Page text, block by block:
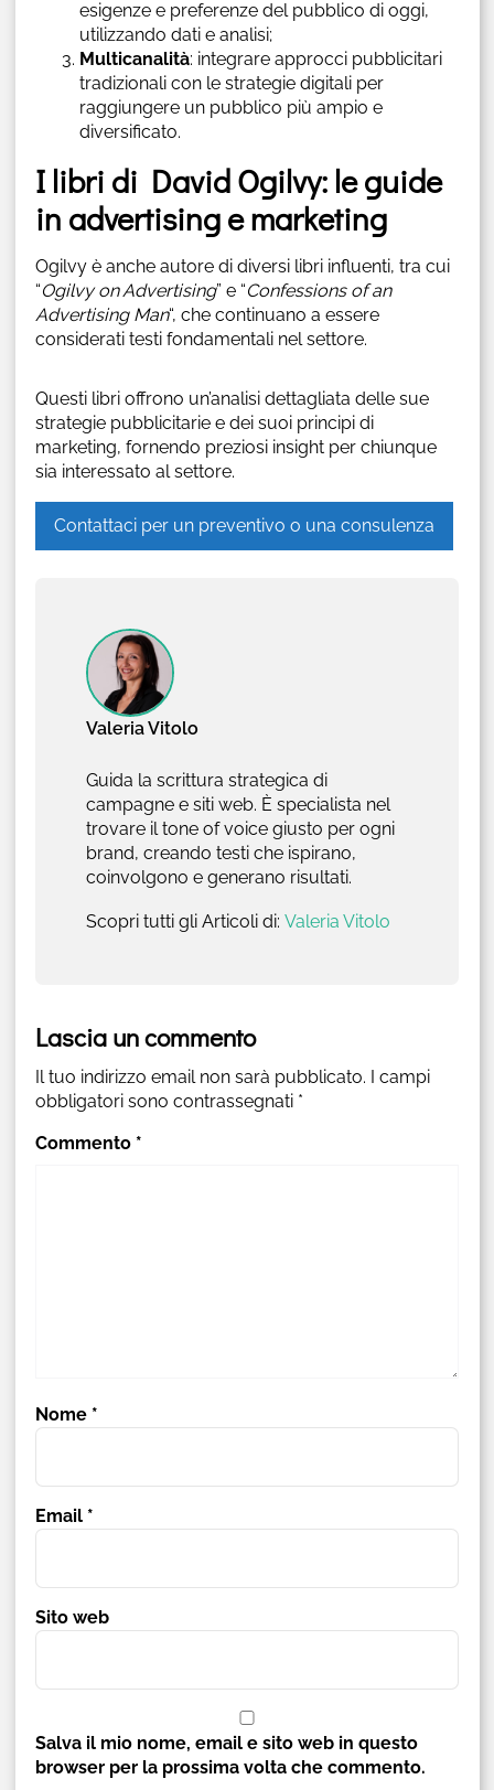
esigenze e preferenze del pubblico di oggi,
utilizzando dati e analisi;
Multicanalità: integrare approcci pubblicitari
tradizionali con le strategie digitali per
raggiungere un pubblico più ampio e
diversificato.
I libri di David Ogilvy: le guide
in advertising e marketing
Ogilvy è anche autore di diversi libri influenti, tra cui
“Ogilvy on Advertising” e “Confessions of an
Advertising Man“, che continuano a essere
considerati testi fondamentali nel settore.
Questi libri offrono un’analisi dettagliata delle sue
strategie pubblicitarie e dei suoi principi di
marketing, fornendo preziosi insight per chiunque
sia interessato al settore.
Contattaci per un preventivo o una consulenza
Valeria Vitolo
Guida la scrittura strategica di
campagne e siti web. È specialista nel
trovare il tone of voice giusto per ogni
brand, creando testi che ispirano,
coinvolgono e generano risultati.
Scopri tutti gli Articoli di: Valeria Vitolo
Lascia un commento
Il tuo indirizzo email non sarà pubblicato. I campi
obbligatori sono contrassegnati *
Commento *
Nome *
Email *
Sito web
Salva il mio nome, email e sito web in questo
browser per la prossima volta che commento.